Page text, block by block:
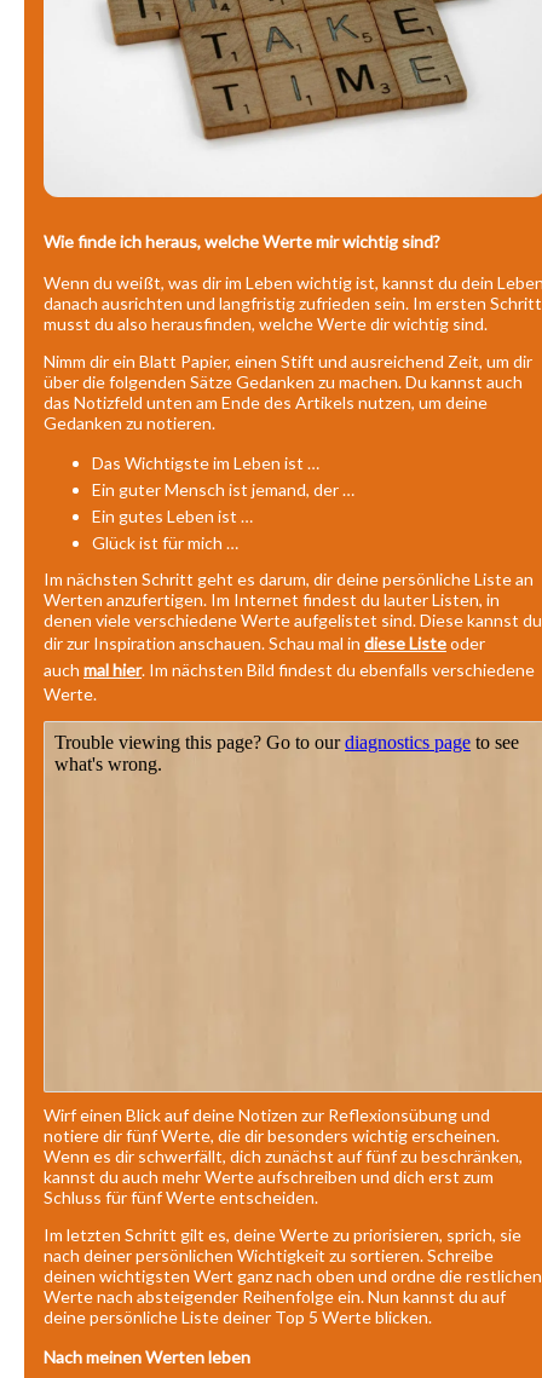
Wie finde ich heraus, welche Werte mir wichtig sind?
Wenn du weißt, was dir im Leben wichtig ist, kannst du dein
danach ausrichten und langfristig zufrieden sein. Im ersten Schritt
musst du also herausfinden, welche Werte dir wichtig sind.
Nimm dir ein Blatt Papier, einen Stift und ausreichend Zeit, um dir
über die folgenden Sätze Gedanken zu machen. Du kannst auch
das Notizfeld unten am Ende des Artikels nutzen, um deine
Gedanken zu notieren.
Das Wichtigste im Leben ist …
Ein guter Mensch ist jemand, der …
Ein gutes Leben ist …
Glück ist für mich …
Im nächsten Schritt geht es darum, dir deine persönliche Liste an
Werten anzufertigen. Im Internet findest du lauter Listen, in
denen viele verschiedene Werte aufgelistet sind. Diese kannst du
dir zur Inspiration anschauen. Schau mal in diese Listeoder
auch mal hier. Im nächsten Bild findest du ebenfalls verschiedene
Werte.
Wirf einen Blick auf deine Notizen zur Reflexionsübung und
notiere dir fünf Werte, die dir besonders wichtig erscheinen.
Wenn es dir schwerfällt, dich zunächst auf fünf zu beschränken,
kannst du auch mehr Werte aufschreiben und dich erst zum
Schluss für fünf Werte entscheiden.
Im letzten Schritt gilt es, deine Werte zu priorisieren, sprich, sie
nach deiner persönlichen Wichtigkeit zu sortieren. Schreibe
deinen wichtigsten Wert ganz nach oben und ordne die restlichen
Werte nach absteigender Reihenfolge ein. Nun kannst du auf
deine persönliche Liste deiner Top 5 Werte blicken.
Nach meinen Werten leben